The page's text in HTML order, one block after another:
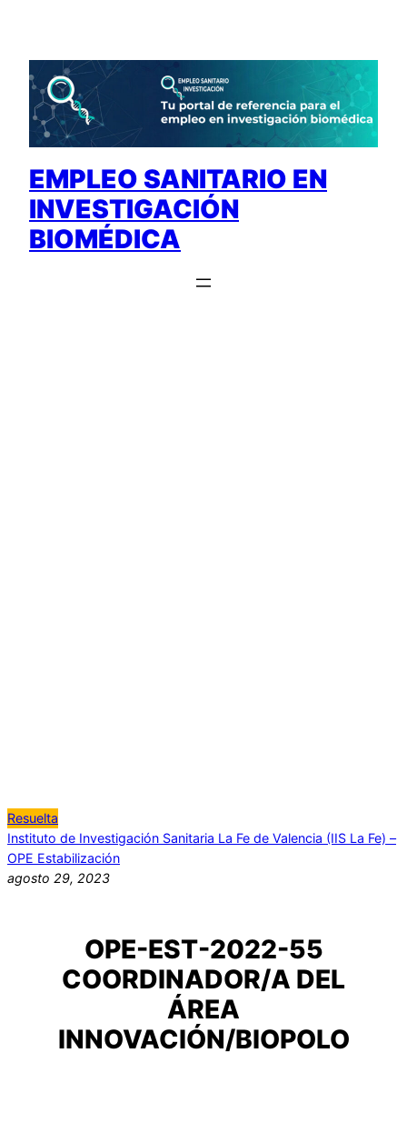
contenido
EMPLEO SANITARIO EN
INVESTIGACIÓN
BIOMÉDICA
Resuelta
Instituto de Investigación Sanitaria La Fe de Valencia (IIS La Fe) –
OPE Estabilización
agosto 29, 2023
OPE-EST-2022-55
COORDINADOR/A DEL
ÁREA
INNOVACIÓN/BIOPOLO